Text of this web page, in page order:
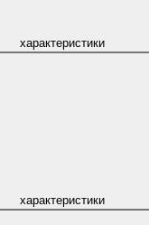
характеристики
характеристики